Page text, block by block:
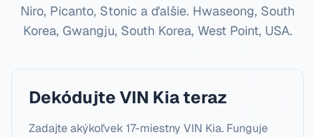
Niro, Picanto, Stonic a ďalšie. Hwaseong, South
Korea, Gwangju, South Korea, West Point, USA.
Dekódujte VIN Kia teraz
Zadajte akýkoľvek 17-miestny VIN Kia. Funguje